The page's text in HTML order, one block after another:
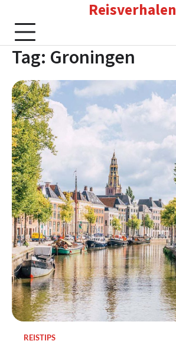
content
Reisverhalen
Tag: Groningen
REISTIPS